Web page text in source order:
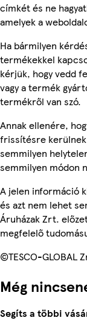
címkét és ne
amelyek a
Ha bármilyen
termékekkel
kérjük, hogy vedd
vagy a termék
termékről van szó.
Annak ellenére,
frissítésre
semmilyen
semmilyen módon
A jelen információ
és azt nem lehet
Áruházak Zrt.
megfelelő
©TESCO-GLOBAL
Még
Segíts a többi